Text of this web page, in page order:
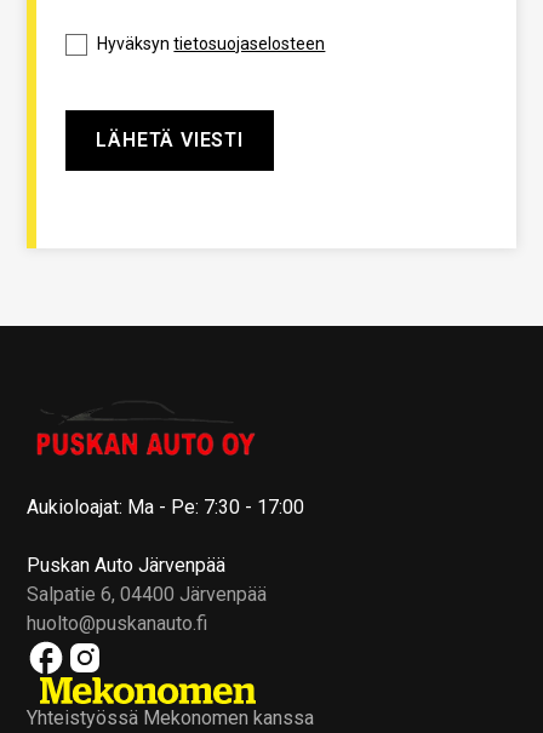
Hyväksyntietosuojaselosteen
Aukioloajat: Ma - Pe: 7:30 - 17:00
Puskan Auto Järvenpää
Salpatie 6, 04400 Järvenpää
huolto@puskanauto.fi
Yhteistyössä Mekonomen kanssa